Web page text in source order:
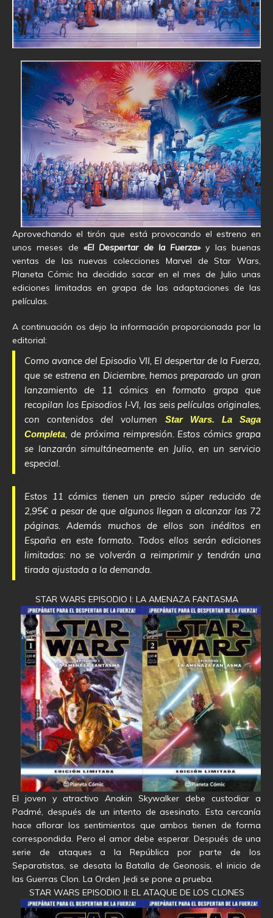
Aprovechando el tirón que está provocando el estreno en
unos meses de «El Despertar de la Fuerza»y las buenas
ventas de las nuevas colecciones Marvel de Star Wars,
Planeta Cómic ha decidido sacar en el mes de Julio unas
ediciones limitadas en grapa de las adaptaciones de las
películas.
A continuación os dejo la información proporcionada por la
editorial:
Como avance del Episodio VII, El despertar de la Fuerza,
que se estrena en Diciembre, hemos preparado un gran
lanzamiento de 11 cómics en formato grapa que
recopilan los Episodios I-VI, las seis películas originales,
con contenidos del volumen Star Wars. La Saga
Completa , de próxima reimpresión. Estos cómics grapa
se lanzarán simultáneamente en Julio, en un servicio
especial.
Estos 11 cómics tienen un precio súper reducido de
2,95€ a pesar de que algunos llegan a alcanzar las 72
páginas. Además muchos de ellos son inéditos en
España en este formato. Todos ellos serán ediciones
limitadas: no se volverán a reimprimir y tendrán una
tirada ajustada a la demanda.
STAR WARS EPISODIO I: LA AMENAZA FANTASMA
El joven y atractivo Anakin Skywalker debe custodiar a
Padmé, después de un intento de asesinato. Esta cercanía
hace aflorar los sentimientos que ambos tienen de forma
correspondida. Pero el amor debe esperar. Después de una
serie de ataques a la República por parte de los
Separatistas, se desata la Batalla de Geonosis, el inicio de
las Guerras Clon. La Orden Jedi se pone a prueba.
STAR WARS EPISODIO II: EL ATAQUE DE LOS CLONES